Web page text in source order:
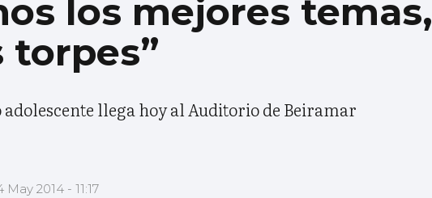
los mejores temas,
torpes”
llega hoy al Auditorio de Beiramar
May 2014 - 11:17